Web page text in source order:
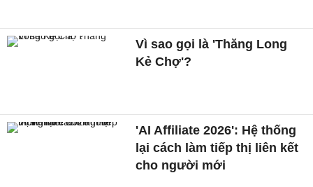
Vì sao gọi là 'Thăng Long
Kẻ Chợ'?
'AI Affiliate 2026': Hệ thống
lại cách làm tiếp thị liên kết
cho người mới